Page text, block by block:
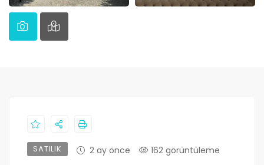
SATILIK 2 ay önce 162 görüntüleme